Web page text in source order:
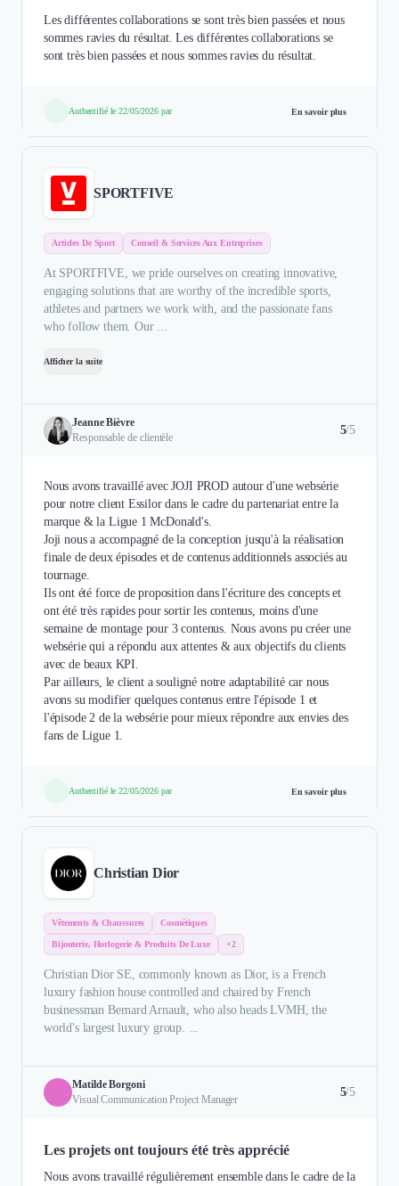
Les différentes collaborations se sont très bien passées et nous
sommes ravies du résultat. Les différentes collaborations se
sont très bien passées et nous sommes ravies du résultat.
Authentifié le 22/05/2026 par En savoir plus
SPORTFIVE
Articles De Sport Conseil & Services Aux Entreprises
At SPORTFIVE, we pride ourselves on creating innovative,
engaging solutions that are worthy of the incredible sports,
athletes and partners we work with, and the passionate fans
who follow them. Our ...
Afficher la suite
Jeanne Bièvre
Responsable de clientèle
5/5
Nous avons travaillé avec JOJI PROD autour d'une websérie
pour notre client Essilor dans le cadre du partenariat entre la
marque & la Ligue 1 McDonald's.
Joji nous a accompagné de la conception jusqu'à la réalisation
finale de deux épisodes et de contenus additionnels associés au
tournage.
Ils ont été force de proposition dans l'écriture des concepts et
ont été très rapides pour sortir les contenus, moins d'une
semaine de montage pour 3 contenus. Nous avons pu créer une
websérie qui a répondu aux attentes & aux objectifs du clients
avec de beaux KPI.
Par ailleurs, le client a souligné notre adaptabilité car nous
avons su modifier quelques contenus entre l'épisode 1 et
l'épisode 2 de la websérie pour mieux répondre aux envies des
fans de Ligue 1.
Authentifié le 22/05/2026 par En savoir plus
Christian Dior
Vêtements & Chaussures Cosmétiques
Bijouterie, Horlogerie & Produits De Luxe +2
Christian Dior SE, commonly known as Dior, is a French
luxury fashion house controlled and chaired by French
businessman Bernard Arnault, who also heads LVMH, the
world's largest luxury group. ...
Matilde Borgoni
Visual Communication Project Manager
5/5
Les projets ont toujours été très apprécié
Nous avons travaillé régulièrement ensemble dans le cadre de la